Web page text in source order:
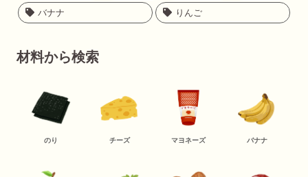
バナナ りんご
材料から検索
のり チーズ マヨネーズ バナナ